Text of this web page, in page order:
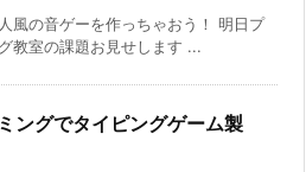
風の音ゲーを作っちゃおう！ 明日プ
教室の課題お見せします ...
ングでタイピングゲーム製